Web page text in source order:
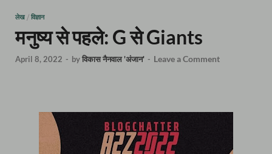
लेख / विज्ञान
मनुष्य से पहले: G से Giants
April 8, 2022 - byविकास नैनवाल 'अंजान' - Leave a Comment